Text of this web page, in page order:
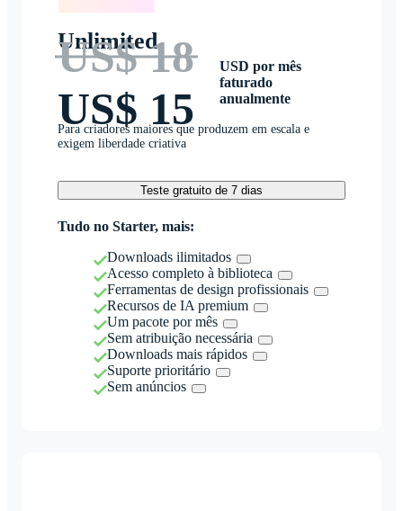
Unlimited
US$ 18
US$ 15
USD por mês
faturado
anualmente
Para criadores maiores que produzem em escala e
exigem liberdade criativa
Teste gratuito de 7 dias
Tudo no Starter, mais:
Downloads ilimitados
Acesso completo à biblioteca
Ferramentas de design profissionais
Recursos de IA premium
Um pacote por mês
Sem atribuição necessária
Downloads mais rápidos
Suporte prioritário
Sem anúncios